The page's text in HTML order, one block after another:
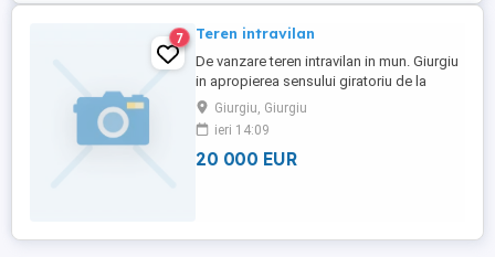
7 Teren intravilan
De vanzare teren intravilan in mun. Giurgiu
in apropierea sensului giratoriu de la
intersecția centurii orasului cu DJ 507.
Terenul are 1500 mp este plan si are
deschidere la două drumuri.
Giurgiu, Giurgiu
ieri 14:09
20 000 EUR